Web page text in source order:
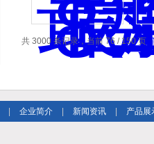
共 3000 条记录，当前 76 / 150 页
企业简介 新闻资讯 产品展